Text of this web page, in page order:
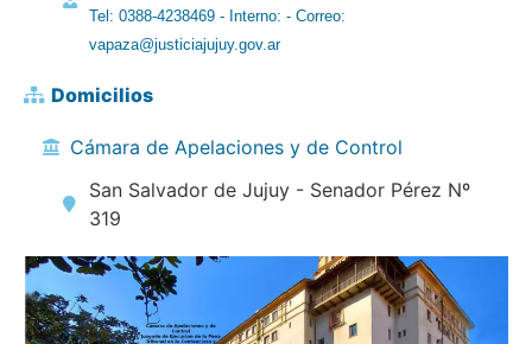
Tel: 0388-4238469 - Interno: - Correo:
vapaza@justiciajujuy.gov.ar
Domicilios
Cámara de Apelaciones y de Control
San Salvador de Jujuy - Senador Pérez Nº
319